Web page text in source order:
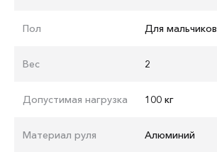
Пол Для мальчиков
Вес 2
Допустимая нагрузка 100 кг
Материал руля Алюминий